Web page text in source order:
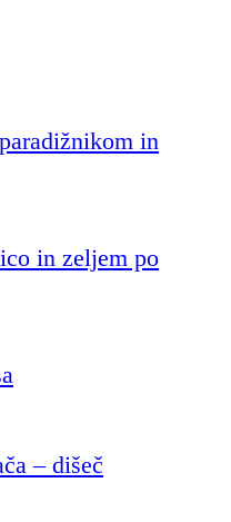
in
in zeljem po
– dišeč